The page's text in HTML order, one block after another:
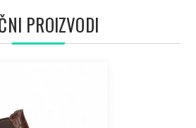
PROIZVODI